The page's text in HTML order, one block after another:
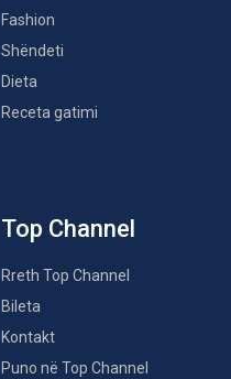
Fashion
Shëndeti
Dieta
Receta gatimi
Top Channel
Rreth Top Channel
Bileta
Kontakt
Puno në Top Channel